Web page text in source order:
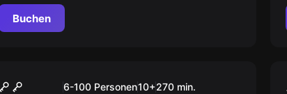
Buchen
Green City Tour
6-100 Personen10+270 min.